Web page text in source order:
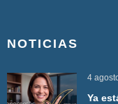
NOTICIAS
4
Ya